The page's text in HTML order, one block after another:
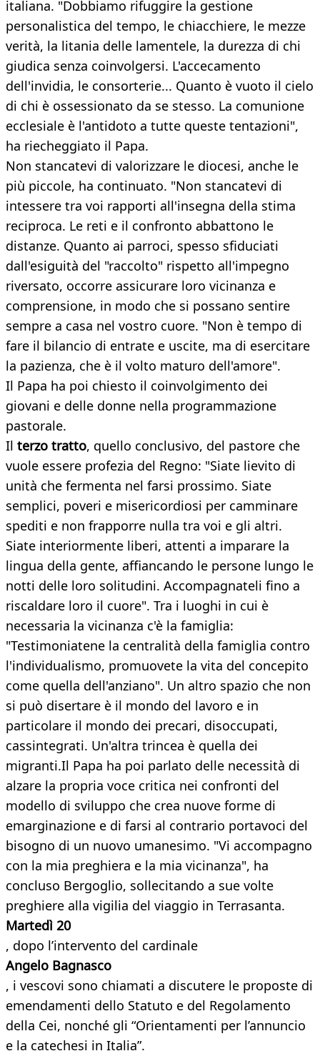
italiana. "Dobbiamo rifuggire la gestione
personalistica del tempo, le chiacchiere, le mezze
verità, la litania delle lamentele, la durezza di chi
giudica senza coinvolgersi. L'accecamento
dell'invidia, le consorterie... Quanto è vuoto il cielo
di chi è ossessionato da se stesso. La comunione
ecclesiale è l'antidoto a tutte queste tentazioni",
ha riecheggiato il Papa.
Non stancatevi di valorizzare le diocesi, anche le
più piccole, ha continuato. "Non stancatevi di
intessere tra voi rapporti all'insegna della stima
reciproca. Le reti e il confronto abbattono le
distanze. Quanto ai parroci, spesso sfiduciati
dall'esiguità del "raccolto" rispetto all'impegno
riversato, occorre assicurare loro vicinanza e
comprensione, in modo che si possano sentire
sempre a casa nel vostro cuore. "Non è tempo di
fare il bilancio di entrate e uscite, ma di esercitare
la pazienza, che è il volto maturo dell'amore".
Il Papa ha poi chiesto il coinvolgimento dei
giovani e delle donne nella programmazione
pastorale.
Il terzo tratto, quello conclusivo, del pastore che
vuole essere profezia del Regno: "Siate lievito di
unità che fermenta nel farsi prossimo. Siate
semplici, poveri e misericordiosi per camminare
spediti e non frapporre nulla tra voi e gli altri.
Siate interiormente liberi, attenti a imparare la
lingua della gente, affiancando le persone lungo le
notti delle loro solitudini. Accompagnateli fino a
riscaldare loro il cuore". Tra i luoghi in cui è
necessaria la vicinanza c'è la famiglia:
"Testimoniatene la centralità della famiglia contro
l'individualismo, promuovete la vita del concepito
come quella dell'anziano". Un altro spazio che non
si può disertare è il mondo del lavoro e in
particolare il mondo dei precari, disoccupati,
cassintegrati. Un'altra trincea è quella dei
migranti.Il Papa ha poi parlato delle necessità di
alzare la propria voce critica nei confronti del
modello di sviluppo che crea nuove forme di
emarginazione e di farsi al contrario portavoci del
bisogno di un nuovo umanesimo. "Vi accompagno
con la mia preghiera e la mia vicinanza", ha
concluso Bergoglio, sollecitando a sue volte
preghiere alla vigilia del viaggio in Terrasanta.
Martedì 20
, dopo l’intervento del cardinale
Angelo Bagnasco
, i vescovi sono chiamati a discutere le proposte di
emendamenti dello Statuto e del Regolamento
della Cei, nonché gli “Orientamenti per l’annuncio
e la catechesi in Italia”.